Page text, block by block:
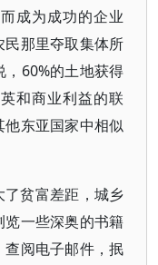
成为成功的企业
那里夺取集体所
60%的土地获得
和商业利益的联
东亚国家中相似
贫富差距，城乡
一些深奥的书籍
查阅电子邮件，抿